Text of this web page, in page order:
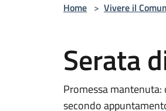
Home > Vivere il
Serata
Promessa
secondo